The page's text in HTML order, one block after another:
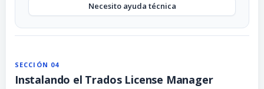
Necesito ayuda técnica
SECCIÓN 04
Instalando el Trados License Manager